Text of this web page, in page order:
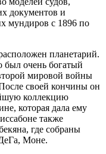
документов и
мундиров с 1896 по
планетарий.
был очень богатый
мировой войны
своей кончины он
коллекцию
которая дала ему
также
где собраны
Моне.